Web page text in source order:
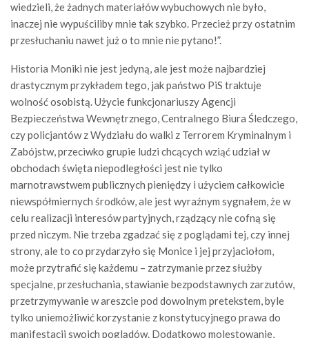
wiedzieli, że żadnych materiałów wybuchowych nie było,
inaczej nie wypuściliby mnie tak szybko. Przecież przy ostatnim
przesłuchaniu nawet już o to mnie nie pytano!”.
Historia Moniki nie jest jedyną, ale jest może najbardziej
drastycznym przykładem tego, jak państwo PiS traktuje
wolność osobistą. Użycie funkcjonariuszy Agencji
Bezpieczeństwa Wewnętrznego, Centralnego Biura Śledczego,
czy policjantów z Wydziału do walki z Terrorem Kryminalnym i
Zabójstw, przeciwko grupie ludzi chcących wziąć udział w
obchodach święta niepodległości jest nie tylko
marnotrawstwem publicznych pieniędzy i użyciem całkowicie
niewspółmiernych środków, ale jest wyraźnym sygnałem, że w
celu realizacji interesów partyjnych, rządzący nie cofną się
przed niczym. Nie trzeba zgadzać się z poglądami tej, czy innej
strony, ale to co przydarzyło się Monice i jej przyjaciołom,
może przytrafić się każdemu – zatrzymanie przez służby
specjalne, przesłuchania, stawianie bezpodstawnych zarzutów,
przetrzymywanie w areszcie pod dowolnym pretekstem, byle
tylko uniemożliwić korzystanie z konstytucyjnego prawa do
manifestacji swoich poglądów. Dodatkowo molestowanie,